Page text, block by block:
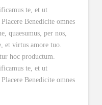
te, et ut
Benedicite omnes
quaesumus, per nos,
et virtus amore tuo.
hoc productum.
te, et ut
Benedicite omnes